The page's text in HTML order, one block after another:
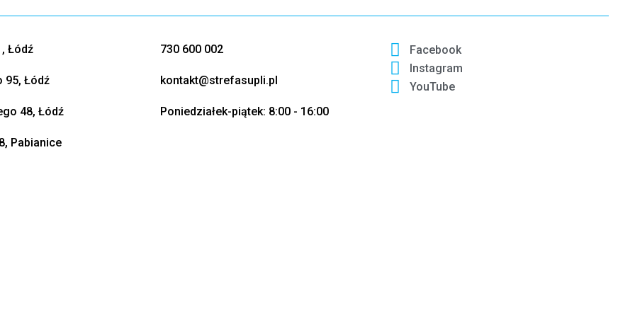
Łódź
95, Łódź
48, Łódź
Pabianice
730 600 002
kontakt@strefasupli.pl
Poniedziałek-piątek: 8:00 - 16:00
Facebook
Instagram
YouTube